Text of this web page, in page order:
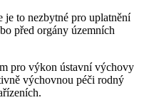
je to nezbytné pro uplatnění
před orgány územních
pro výkon ústavní výchovy
výchovnou péči rodný